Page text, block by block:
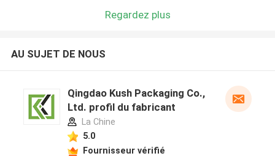
Regardez plus
AU SUJET DE NOUS
Qingdao Kush Packaging Co.,
Ltd. profil du fabricant
La Chine
5.0
Fournisseur vérifié